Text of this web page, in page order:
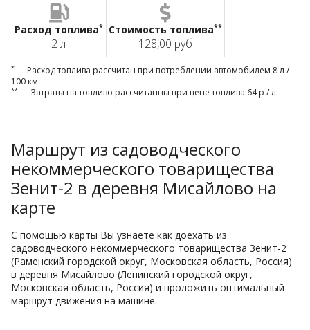
Расход топлива*
2 л
Стоимость топлива**
128,00 руб
* — Расход топлива рассчитан при потреблении автомобилем 8 л /
100 км.
** — Затраты на топливо рассчитанны при цене топлива 64 р / л.
Маршрут из садоводческого
некоммерческого товарищества
Зенит-2 в деревня Мисайлово на
карте
С помощью карты Вы узнаете как доехать из
садоводческого некоммерческого товарищества Зенит-2
(Раменский городской округ, Московская область, Россия)
в деревня Мисайлово (Ленинский городской округ,
Московская область, Россия) и проложить оптимальный
маршрут движения на машине.